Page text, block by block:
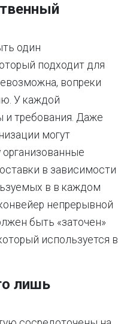
один
подходит для
вопреки
У каждой
и требования. Даже
могут
в зависимости
в в каждом
непрерывной
быть «заточен»
используется в
лишь